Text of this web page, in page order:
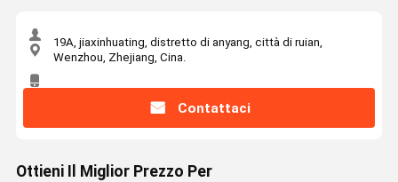
19A, jiaxinhuating, distretto di anyang, città di ruian,
Wenzhou, Zhejiang, Cina.
Contattaci
Ottieni Il Miglior Prezzo Per